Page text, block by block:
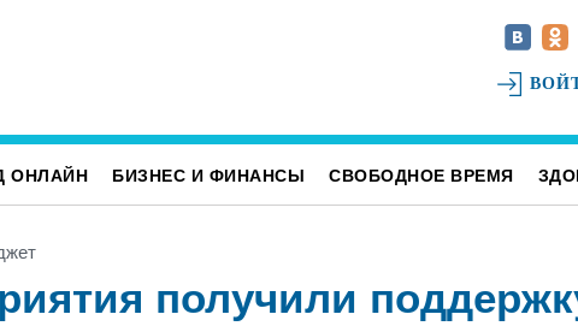
ОНЛАЙН БИЗНЕС И ФИНАНСЫ СВОБОДНОЕ ВРЕМЯ
получили